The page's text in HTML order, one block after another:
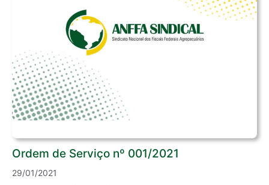
Ordem de Serviço nº 001/2021
29/01/2021